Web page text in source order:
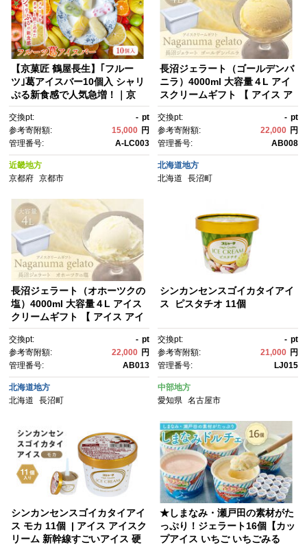
【京菓匠 鶴屋長生】｢フルー
ツ｣葛アイスバー10個入 シャリ
ぷる新食感で人気急増！｜京
沢 ご褒美 [ 京菓子 葛入り 新食
感 アイスキャンディー 5種
類 フルーツ グルメ おすすめ お
いしい お菓子 洋菓子 ギフト プ
レゼント 贈答 お取り寄せ 通
販 送料無料 ]
交換pt: - pt
参考寄附額:
15,000 円
管理番号:
A-LC003
近畿地方
京都府
京都市
長沼ジェラート（ゴールデンバ
ニラ）4000ml 大容量４L アイ
スクリームギフト 【 アイス ア
気 北海道 ランキング アイスキ
ャンディー アイスクリームセ
ット セット スイーツ お菓子 洋
菓子 デザート デザートカッ
プ デザート詰め合わせ デザー
トアイス 詰合せ 詰め合わせ 】
交換pt: - pt
参考寄附額:
22,000 円
管理番号:
AB008
北海道地方
北海道
長沼町
長沼ジェラート（オホーツクの
塩）4000ml 大容量４L アイス
クリームギフト 【 アイス アイ
海道 ランキング アイスキャン
ディー アイスクリームセッ
ト セット スイーツ お菓子 洋菓
子 デザート デザートカップ デ
ザート詰め合わせ デザートア
イス 詰合せ 詰め合わせ 】
交換pt: - pt
参考寄附額:
22,000 円
管理番号:
AB013
北海道地方
北海道
長沼町
シンカンセンスゴイカタイアイ
ス ピスタチオ 11個
交換pt: - pt
参考寄附額:
21,000 円
管理番号:
LJ015
中部地方
愛知県 名古屋市
シンカンセンスゴイカタイアイ
ス モカ 11個 | アイス アイスク
リーム 新幹線すごいアイス 硬
★しまなみ・瀬戸田の素材がた
っぷり！ジェラート16個【カッ
プアイス いちご いちごみる